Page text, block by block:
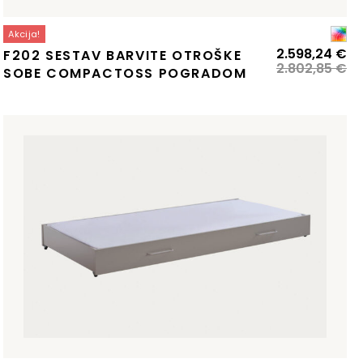
Akcija!
F202 SESTAV BARVITE OTROŠKE
SOBE COMPACTOSS POGRADOM
2.802,85€
2.598,24 €